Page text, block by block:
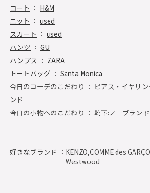
コート ： H&M
ニット ： used
スカート ： used
パンツ ： GU
パンプス ： ZARA
トートバッグ ： Santa Monica
今日のコーデのこだわり ： ピアス・イヤリ
ンド
今日の小物へのこだわり ： 靴下:ノーブランド
好きなブランド ： KENZO,COMME des
Westwood